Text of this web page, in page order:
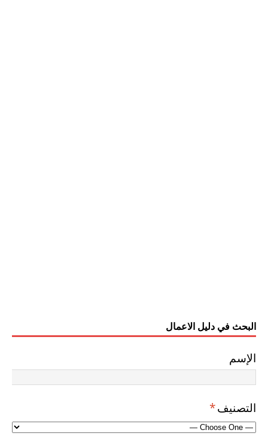
البحث في دليل الاعمال
الإسم
التصنيف*